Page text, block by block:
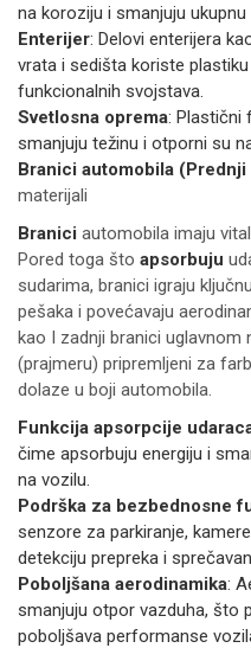
na koroziju i smanjuju ukupnu
Enterijer: Delovi enterijera
vrata i sedišta koriste
funkcionalnih svojstava.
Svetlosna oprema: Plastični
smanjuju težinu i otporni su
Branici automobila (Prednji
materijali
Branici automobila imaju
Pored toga što apsorbuju
sudarima, branici igraju
pešaka i povećavaju
kao I zadnji branici uglavnom
(prajmeru) pripremljeni za
dolaze u boji automobila.
Funkcija apsorpcije
čime apsorbuju energiju i
na vozilu.
Podrška za bezbednosne
senzore za parkiranje,
detekciju prepreka i
Poboljšana aerodinamika:
smanjuju otpor vazduha, što
poboljšava performanse